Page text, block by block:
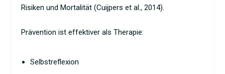
Risiken und Mortalität (Cuijpers et al., 2014).
Prävention ist effektiver als Therapie:
Selbstreflexion